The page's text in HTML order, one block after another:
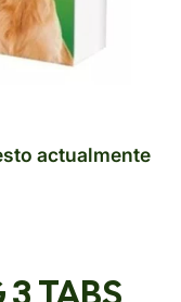
actualmente